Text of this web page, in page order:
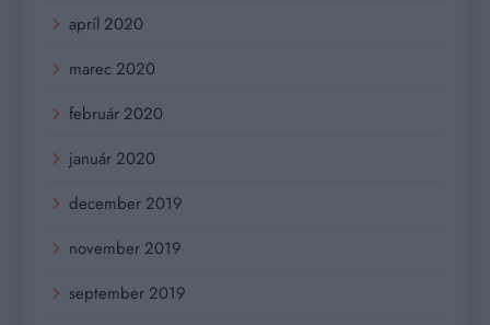
apríl 2020
marec 2020
február 2020
január 2020
december 2019
november 2019
september 2019